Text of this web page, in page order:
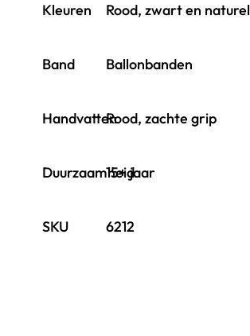
Kleuren Rood, zwart en naturel
Band Ballonbanden
HandvattenRood, zachte grip
Duurzaamheid
15+ jaar
SKU 6212